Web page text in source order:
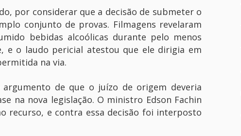
por considerar que a decisão de submeter o
conjunto de provas. Filmagens revelaram
bebidas alcoólicas durante pelo menos
e o laudo pericial atestou que ele dirigia em
na via.
de que o juízo de origem deveria
na nova legislação. O ministro Edson Fachin
recurso, e contra essa decisão foi interposto